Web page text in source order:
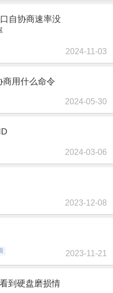
自协商速率没
2024-11-03
用什么命令
2024-05-30
2024-03-06
2023-12-08
2023-11-21
到硬盘磨损情